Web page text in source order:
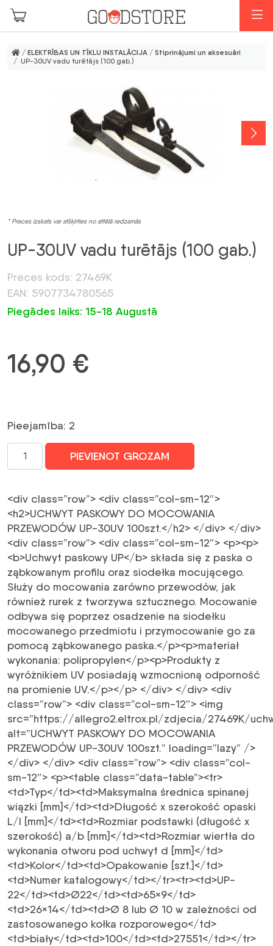
Skip to main content
/ ELEKTRĪBAS UN TĪKLU INSTALĀCIJA / Stiprinājumi un aksesuāri
/ UP-30UV vadu turētājs (100 gab.)
* Preces izskats var atšķirties no attēlā redzamās
UP-30UV vadu turētājs (100 gab.)
Preces kods: 27469K
EAN: 5907734780565
Piegādes laiks: 15-18 Augustā
16,90 €
Pieejamība: 2
UP-
turētājs
(100
gab.)
daudzums
PIEVIENOT GROZAM
<div class=”row”> <div class=”col-sm-12″>
<h2>UCHWYT PASKOWY DO MOCOWANIA
PRZEWODÓW UP-30UV 100szt.</h2> </div> </div>
<div class=”row”> <div class=”col-sm-12″> <p><p>
<b>Uchwyt paskowy UP</b> składa się z paska o
ząbkowanym profilu oraz siodełka mocującego.
Służy do mocowania zarówno przewodów, jak
również rurek z tworzywa sztucznego. Mocowanie
odbywa się poprzez osadzenie na siodełku
mocowanego przedmiotu i przymocowanie go za
pomocą ząbkowanego paska.</p><p>materiał
wykonania: polipropylen</p><p>Produkty z
wyróżnikiem UV posiadają wzmocnioną odporność
na promienie UV.</p></p> </div> </div> <div
class=”row”> <div class=”col-sm-12″> <img
src=”https://allegro2.eltrox.pl/zdjecia/27469K/
alt=”UCHWYT PASKOWY DO MOCOWANIA
PRZEWODÓW UP-30UV 100szt.” loading=”lazy” />
</div> </div> <div class=”row”> <div class=”col-
sm-12″> <p><table class=”data-table”><tr>
<td>Typ</td><td>Maksymalna średnica spinanej
wiązki [mm]</td><td>Długość x szerokość opaski
L/l [mm]</td><td>Rozmiar podstawki (długość x
szerokość) a/b [mm]</td><td>Rozmiar wiertła do
wykonania otworu pod uchwyt d [mm]</td>
<td>Kolor</td><td>Opakowanie [szt.]</td>
<td>Numer katalogowy</td></tr><tr><td>UP-
22</td><td>Ø22</td><td>65×9</td>
<td>26×14</td><td>Ø 8 lub Ø 10 w zależności od
zastosowanego kołka rozporowego</td>
<td>biały</td><td>100</td><td>27551</td></tr>